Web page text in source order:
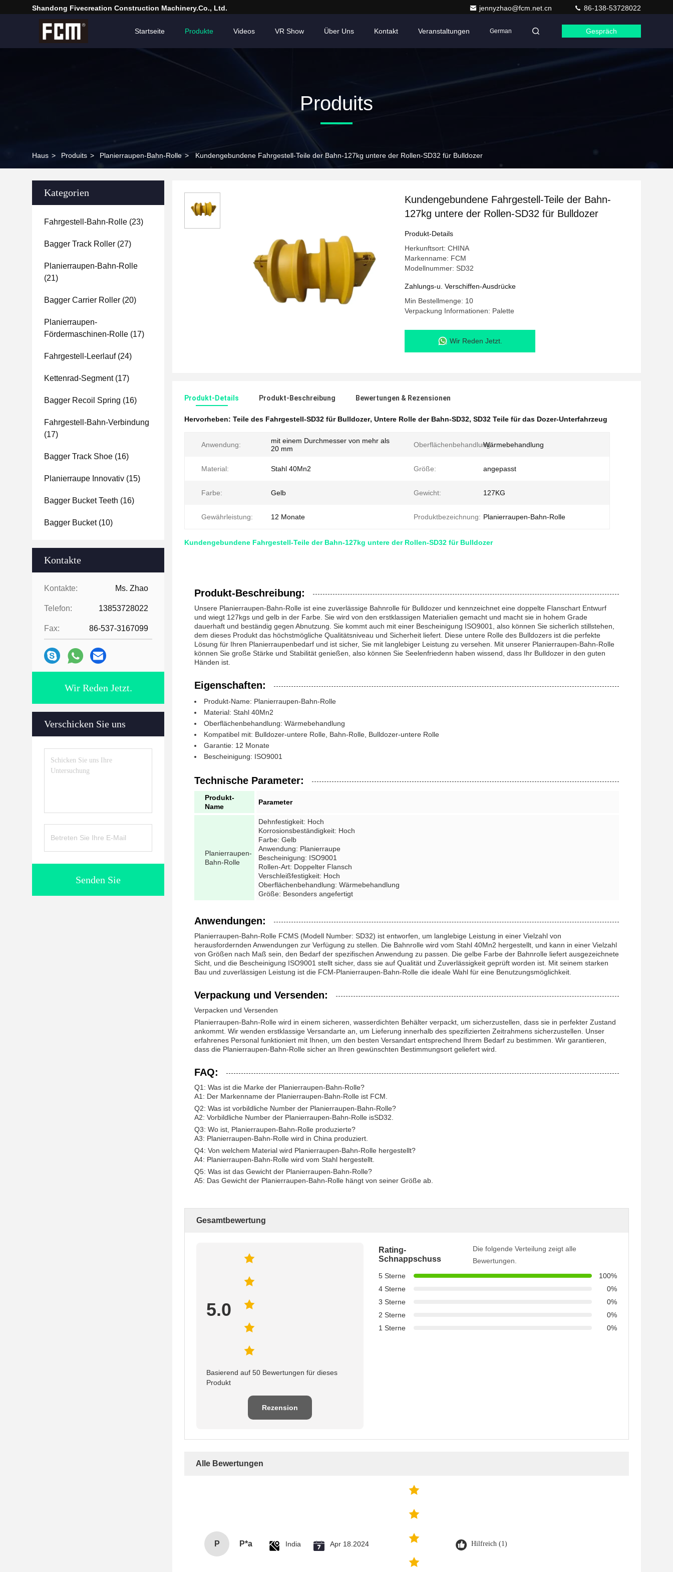
Shandong Fivecreation Construction Machinery.Co., Ltd. jennyzhao@fcm.net.cn 86-138-53728022
Startseite Produkte Videos VR Show Über Uns Kontakt Veranstaltungen German Gespräch
Produits
Haus > Produits > Planierraupen-Bahn-Rolle > Kundengebundene Fahrgestell-Teile der Bahn-127kg untere der Rollen-SD32 für Bulldozer
Kategorien
Fahrgestell-Bahn-Rolle (23)
Bagger Track Roller (27)
Planierraupen-Bahn-Rolle
(21)
Bagger Carrier Roller (20)
Planierraupen-
Fördermaschinen-Rolle (17)
Fahrgestell-Leerlauf(24)
Kettenrad-Segment(17)
Bagger Recoil Spring (16)
Fahrgestell-Bahn-Verbindung
(17)
Bagger Track Shoe (16)
Planierraupe Innovativ (15)
Bagger Bucket Teeth (16)
Bagger Bucket(10)
Kontakte
Kontakte: Ms. Zhao
Telefon: 13853728022
Fax: 86-537-3167099
Wir Reden Jetzt.
Verschicken Sie uns
Senden Sie
Kundengebundene Fahrgestell-Teile der Bahn-
127kg untere der Rollen-SD32 für Bulldozer
Produkt-Details
Herkunftsort: CHINA
Markenname: FCM
Modellnummer: SD32
Zahlungs-u. Verschiffen-Ausdrücke
Min Bestellmenge: 10
Verpackung Informationen: Palette
Wir Reden Jetzt.
Produkt-Details Produkt-Beschreibung Bewertungen & Rezensionen
Hervorheben: Teile des Fahrgestell-SD32 für Bulldozer, Untere Rolle der Bahn-SD32, SD32 Teile für das Dozer-Unterfahrzeug
Anwendung:
mit einem Durchmesser von mehr als
20 mm
Oberflächenbehandlung:Wärmebehandlung
Material: Stahl 40Mn2 Größe: angepasst
Farbe: Gelb Gewicht: 127KG
Gewährleistung: 12 Monate Produktbezeichnung: Planierraupen-Bahn-Rolle
Kundengebundene Fahrgestell-Teile der Bahn-127kg untere der Rollen-SD32 für Bulldozer
Produkt-Beschreibung:
Unsere Planierraupen-Bahn-Rolle ist eine zuverlässige Bahnrolle für Bulldozer und kennzeichnet eine doppelte Flanschart Entwurf
und wiegt 127kgs und gelb in der Farbe. Sie wird von den erstklassigen Materialien gemacht und macht sie in hohem Grade
dauerhaft und beständig gegen Abnutzung. Sie kommt auch mit einer Bescheinigung ISO9001, also können Sie sicherlich stillstehen,
dem dieses Produkt das höchstmögliche Qualitätsniveau und Sicherheit liefert. Diese untere Rolle des Bulldozers ist die perfekte
Lösung für Ihren Planierraupenbedarf und ist sicher, Sie mit langlebiger Leistung zu versehen. Mit unserer Planierraupen-Bahn-Rolle
können Sie große Stärke und Stabilität genießen, also können Sie Seelenfriedenn haben wissend, dass Ihr Bulldozer in den guten
Händen ist.
Eigenschaften:
Produkt-Name: Planierraupen-Bahn-Rolle
Material: Stahl 40Mn2
Oberflächenbehandlung: Wärmebehandlung
Kompatibel mit: Bulldozer-untere Rolle, Bahn-Rolle, Bulldozer-untere Rolle
Garantie: 12 Monate
Bescheinigung: ISO9001
Technische Parameter:
Produkt-
Name
Parameter
Planierraupen-
Bahn-Rolle
Dehnfestigkeit: Hoch
Korrosionsbeständigkeit: Hoch
Farbe: Gelb
Anwendung: Planierraupe
Bescheinigung: ISO9001
Rollen-Art: Doppelter Flansch
Verschleißfestigkeit: Hoch
Oberflächenbehandlung: Wärmebehandlung
Größe: Besonders angefertigt
Anwendungen:
Planierraupen-Bahn-Rolle FCMS (Modell Number: SD32) ist entworfen, um langlebige Leistung in einer Vielzahl von
herausfordernden Anwendungen zur Verfügung zu stellen. Die Bahnrolle wird vom Stahl 40Mn2 hergestellt, und kann in einer Vielzahl
von Größen nach Maß sein, den Bedarf der spezifischen Anwendung zu passen. Die gelbe Farbe der Bahnrolle liefert ausgezeichnete
Sicht, und die Bescheinigung ISO9001 stellt sicher, dass sie auf Qualität und Zuverlässigkeit geprüft worden ist. Mit seinem starken
Bau und zuverlässigen Leistung ist die FCM-Planierraupen-Bahn-Rolle die ideale Wahl für eine Benutzungsmöglichkeit.
Verpackung und Versenden:
Verpacken und Versenden
Planierraupen-Bahn-Rolle wird in einem sicheren, wasserdichten Behälter verpackt, um sicherzustellen, dass sie in perfekter Zustand
ankommt. Wir wenden erstklassige Versandarte an, um Lieferung innerhalb des spezifizierten Zeitrahmens sicherzustellen. Unser
erfahrenes Personal funktioniert mit Ihnen, um den besten Versandart entsprechend Ihrem Bedarf zu bestimmen. Wir garantieren,
dass die Planierraupen-Bahn-Rolle sicher an Ihren gewünschten Bestimmungsort geliefert wird.
FAQ:
Q1: Was ist die Marke der Planierraupen-Bahn-Rolle?
A1: Der Markenname der Planierraupen-Bahn-Rolle ist FCM.
Q2: Was ist vorbildliche Number der Planierraupen-Bahn-Rolle?
A2: Vorbildliche Number der Planierraupen-Bahn-Rolle isSD32.
Q3: Wo ist, Planierraupen-Bahn-Rolle produzierte?
A3: Planierraupen-Bahn-Rolle wird in China produziert.
Q4: Von welchem Material wird Planierraupen-Bahn-Rolle hergestellt?
A4: Planierraupen-Bahn-Rolle wird vom Stahl hergestellt.
Q5: Was ist das Gewicht der Planierraupen-Bahn-Rolle?
A5: Das Gewicht der Planierraupen-Bahn-Rolle hängt von seiner Größe ab.
Gesamtbewertung
5.0
Basierend auf 50 Bewertungen für dieses
Produkt
Rezension
Rating-
Schnappschuss
Die folgende Verteilung zeigt alle
Bewertungen.
5 Sterne
100%
4 Sterne
0%
3 Sterne
0%
2 Sterne
0%
1 Sterne
0%
Alle Bewertungen
P P*a India Apr 18.2024 Hilfreich (1)